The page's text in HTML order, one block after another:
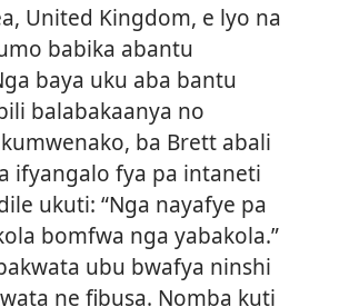
United Kingdom, e lyo na
babika abantu
baya uku aba bantu
balabakaanya no
ba Brett abali
ifyangalo fya pa intaneti
ukuti: “Nga nayafye pa
bomfwa nga yabakola.”
ubu bwafya ninshi
ne fibusa. Nomba kuti